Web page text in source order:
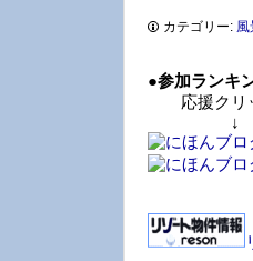
カテゴリー: 風
●参加ランキ
応援クリッ
↓